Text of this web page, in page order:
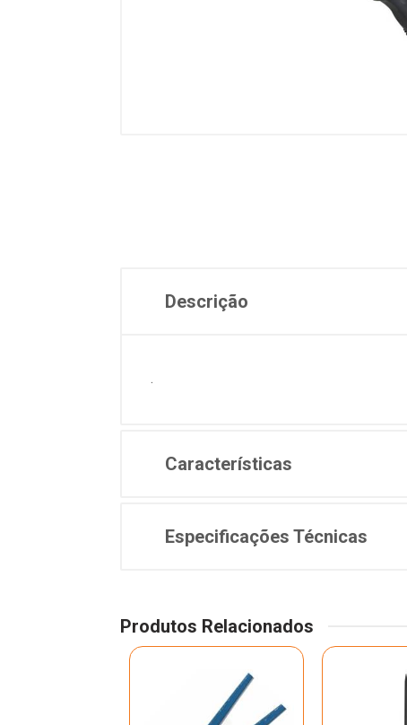
Descrição
.
Características
Especificações Técnicas
Produtos Relacionados